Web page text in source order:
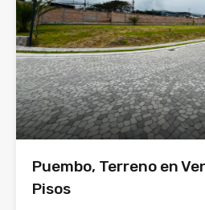
Puembo, Terreno en
Pisos